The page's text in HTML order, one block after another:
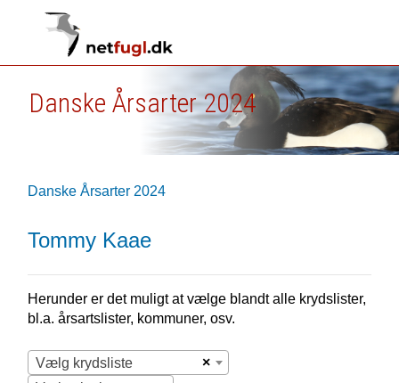
Danske Årsarter 2024
Danske Årsarter 2024
Tommy Kaae
Herunder er det muligt at vælge blandt alle krydslister,
bl.a. årsartslister, kommuner, osv.
×
Vælg krydsliste